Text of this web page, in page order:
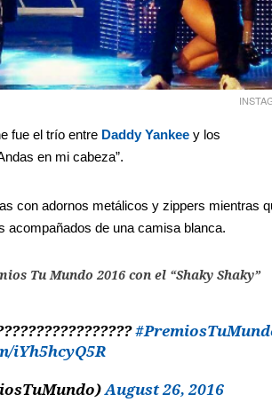
fue el trío entre Daddy Yankee y los
en mi cabeza”.
con adornos metálicos y zippers mientras
acompañados de una camisa blanca.
Tu Mundo 2016 con el “Shaky Shaky”
iYh5hcyQ5R
August 26, 2016